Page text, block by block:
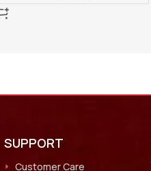
SUPPORT
Customer Care